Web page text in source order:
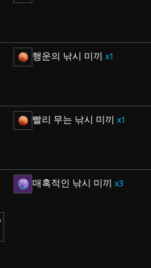
행운의 낚시 미끼 1
빨리 무는 낚시 미끼 1
매혹적인 낚시 미끼 3